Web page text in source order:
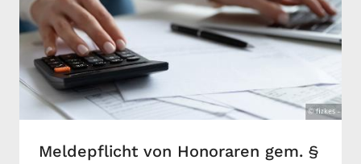
Meldepflicht von Honoraren gem. §